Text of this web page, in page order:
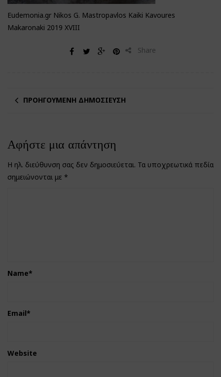
Eudemonia.gr Nikos G. Mastropavlos Kaiki Kavoures
Makaronaki 2019 XVIΙΙ
Share
ΠΡΟΗΓΟΎΜΕΝΗ ΔΗΜΟΣΊΕΥΣΗ
Αφήστε μια απάντηση
Η ηλ. διεύθυνση σας δεν δημοσιεύεται. Τα υποχρεωτικά πεδία
σημειώνονται με *
Name*
Email*
Website